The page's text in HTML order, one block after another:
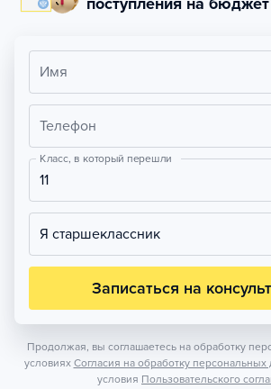
Имя
Телефон
Класс, в который перешли
11
Я старшеклассник
Записаться на
Продолжая, вы соглашаетесь на обработку
условиях Согласия на обработку персональных
условия Пользовательского